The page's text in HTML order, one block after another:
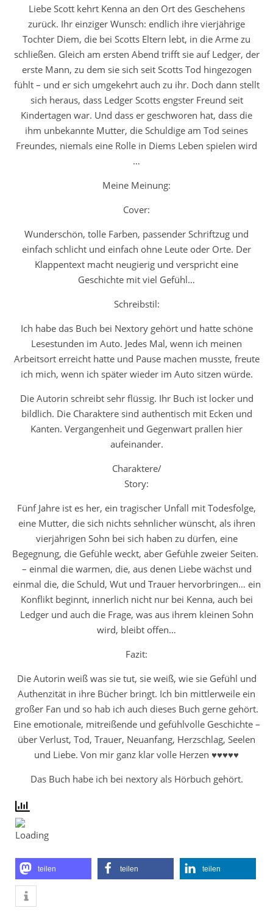
Liebe Scott kehrt Kenna an den Ort des Geschehens
zurück. Ihr einziger Wunsch: endlich ihre vierjährige
Tochter Diem, die bei Scotts Eltern lebt, in die Arme zu
schließen. Gleich am ersten Abend trifft sie auf Ledger, der
erste Mann, zu dem sie sich seit Scotts Tod hingezogen
fühlt – und er sich umgekehrt auch zu ihr. Doch dann stellt
sich heraus, dass Ledger Scotts engster Freund seit
Kindertagen war. Und dass er geschworen hat, dass die
ihm unbekannte Mutter, die Schuldige am Tod seines
Freundes, niemals eine Rolle in Diems Leben spielen wird
…
Meine Meinung:
Cover:
Wunderschön, tolle Farben, passender Schriftzug und
einfach schlicht und einfach ohne Leute oder Orte. Der
Klappentext macht neugierig und verspricht eine
Geschichte mit viel Gefühl…
Schreibstil:
Ich habe das Buch bei Nextory gehört und hatte schöne
Lesestunden im Auto. Jedes Mal, wenn ich meinen
Arbeitsort erreicht hatte und Pause machen musste, freute
ich mich, wenn ich später wieder im Auto sitzen würde.
Die Autorin schreibt sehr flüssig. Ihr Buch ist locker und
bildlich. Die Charaktere sind authentisch mit Ecken und
Kanten. Vergangenheit und Gegenwart prallen hier
aufeinander.
Charaktere/
Story:
Fünf Jahre ist es her, ein tragischer Unfall mit Todesfolge,
eine Mutter, die sich nichts sehnlicher wünscht, als ihren
vierjährigen Sohn bei sich haben zu dürfen, eine
Begegnung, die Gefühle weckt, aber Gefühle zweier Seiten.
– einmal die warmen, die, aus denen Liebe wächst und
einmal die, die Schuld, Wut und Trauer hervorbringen… ein
Konflikt beginnt, innerlich nicht nur bei Kenna, auch bei
Ledger und auch die Frage, was aus ihrem kleinen Sohn
wird, bleibt offen…
Fazit:
Die Autorin weiß was sie tut, sie weiß, wie sie Gefühl und
Authenzität in ihre Bücher bringt. Ich bin mittlerweile ein
großer Fan und so hab ich auch dieses Buch gerne gehört.
Eine emotionale, mitreißende und gefühlvolle Geschichte –
über Verlust, Tod, Trauer, Neuanfang, Herzschlag, Seelen
und Liebe. Von mir ganz klar volle Herzen ♥♥♥♥♥
Das Buch habe ich bei nextory als Hörbuch gehört.
teilen teilen teilen